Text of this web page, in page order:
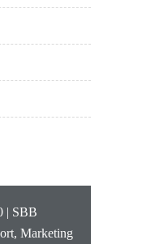
| SBB
Marketing